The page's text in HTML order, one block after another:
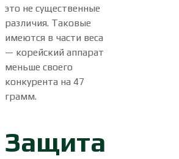
это не существенные
различия. Таковые
имеются в части веса
— корейский аппарат
меньше своего
конкурента на 47
грамм.
Защита